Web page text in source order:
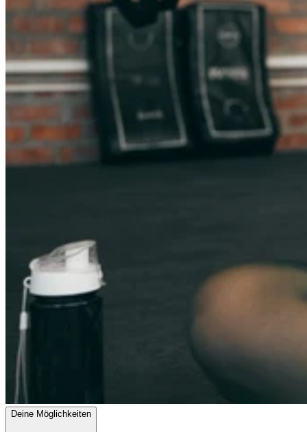
Deine Möglichkeiten